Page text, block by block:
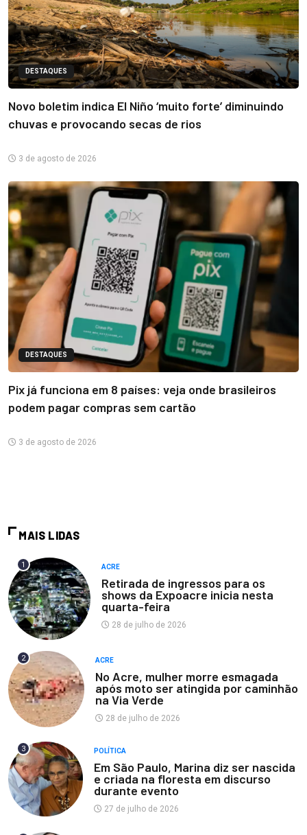
DESTAQUES
Novo boletim indica El Niño ‘muito forte’ diminuindo
chuvas e provocando secas de rios
3 de agosto de 2026
DESTAQUES
Pix já funciona em 8 países: veja onde brasileiros
podem pagar compras sem cartão
3 de agosto de 2026
MAIS LIDAS
1 ACRE
Retirada de ingressos para os
shows da Expoacre inicia nesta
quarta-feira
28 de julho de 2026
2 ACRE
No Acre, mulher morre esmagada
após moto ser atingida por caminhão
na Via Verde
28 de julho de 2026
3 POLÍTICA
Em São Paulo, Marina diz ser nascida
e criada na floresta em discurso
durante evento
27 de julho de 2026